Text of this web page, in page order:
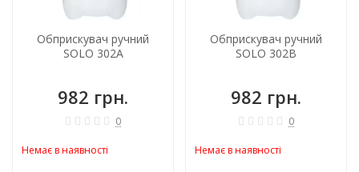
Обприскувач ручний
SOLO 302A
982 грн.
0
Немає в наявності
Обприскувач ручний
SOLO 302B
982 грн.
0
Немає в наявності